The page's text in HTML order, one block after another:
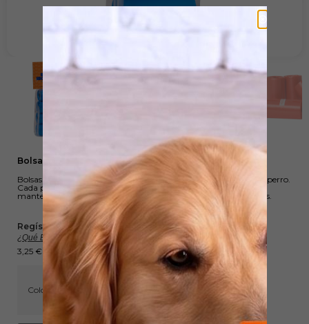
Bolsas Higiénicas para Perros 4 Rollos
Bolsas higiénicas de alta calidad para recoger los desechos de tu perro.
Cada pack contiene 4 rollos de 15 bolsas cada uno, ideales para
mantener tus paseos limpios y cómodos. Disponible en 3 colores.
Regístrate, comparte y gana Wuapu Points :
¿Qué Es Esto?
3,25 €
Color